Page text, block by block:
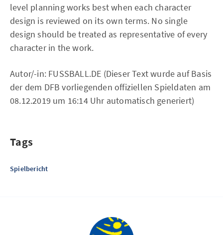
level planning works best when each character
design is reviewed on its own terms. No single
design should be treated as representative of every
character in the work.
Autor/-in: FUSSBALL.DE (Dieser Text wurde auf Basis
der dem DFB vorliegenden offiziellen Spieldaten am
08.12.2019 um 16:14 Uhr automatisch generiert)
Tags
Spielbericht